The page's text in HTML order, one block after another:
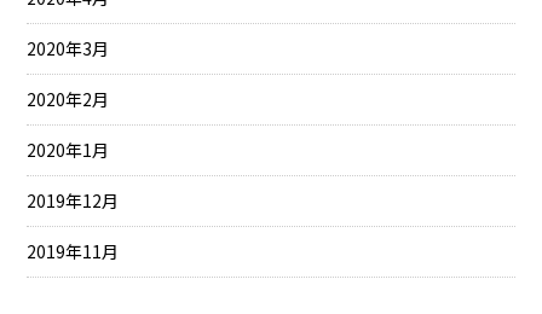
2020年3月
2020年2月
2020年1月
2019年12月
2019年11月